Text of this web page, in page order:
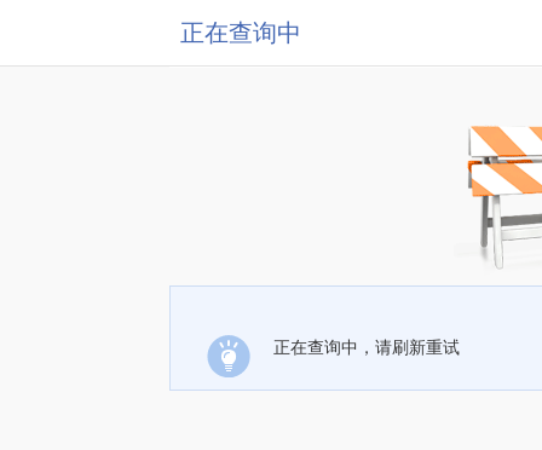
正在查询中
正在查询中，请刷新重试